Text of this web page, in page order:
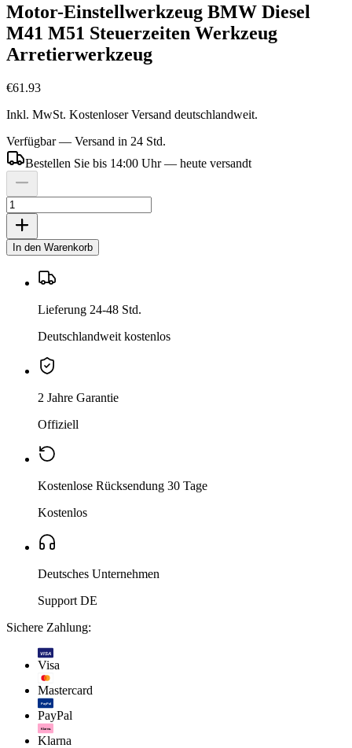
Motor-Einstellwerkzeug BMW Diesel
M41 M51 Steuerzeiten Werkzeug
Arretierwerkzeug
€61.93
Inkl. MwSt. Kostenloser Versand deutschlandweit.
Verfügbar — Versand in 24 Std.
Bestellen Sie bis 14:00 Uhr — heute versandt
In den Warenkorb
Lieferung 24-48 Std.
Deutschlandweit kostenlos
2 Jahre Garantie
Offiziell
Kostenlose Rücksendung 30 Tage
Kostenlos
Deutsches Unternehmen
Support DE
Sichere Zahlung:
VISA
Visa
Mastercard
PayPal
PayPal
Klarna.
Klarna